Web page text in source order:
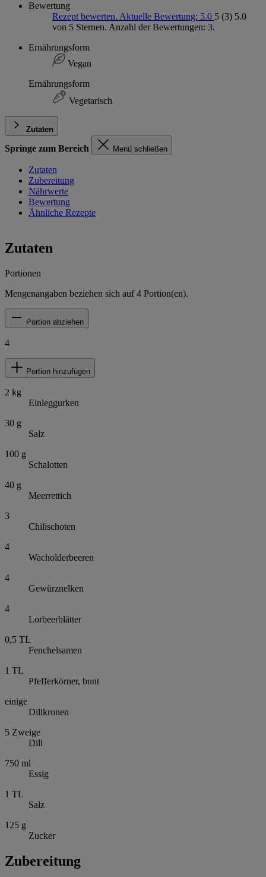
Bewertung
Rezept bewerten. Aktuelle Bewertung: 5.0 5 (3) 5.0
von 5 Sternen. Anzahl der Bewertungen: 3.
Ernährungsform
Vegan
Ernährungsform
Vegetarisch
Zutaten
Springe zum Bereich Menü schließen
Zutaten
Zubereitung
Nährwerte
Bewertung
Ähnliche Rezepte
Zutaten
Portionen
Mengenangaben beziehen sich auf4 Portion(en).
Portion abziehen
4
Portion hinzufügen
2 kg
Einleggurken
30 g
Salz
100 g
Schalotten
40 g
Meerrettich
3
Chilischoten
4
Wacholderbeeren
4
Gewürznelken
4
Lorbeerblätter
0,5 TL
Fenchelsamen
1 TL
Pfefferkörner, bunt
einige
Dillkronen
5 Zweige
Dill
750 ml
Essig
1 TL
Salz
125 g
Zucker
Zubereitung